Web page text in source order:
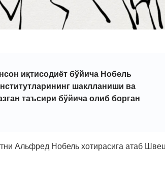
иқтисодиёт бўйича Нобель
шаклланиши ва
таъсири бўйича олиб борган
Альфред Нобель хотирасига атаб